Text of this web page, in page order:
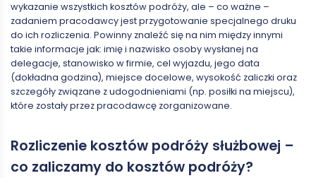
wykazanie wszystkich kosztów podróży, ale – co ważne –
zadaniem pracodawcy jest przygotowanie specjalnego druku
do ich rozliczenia. Powinny znaleźć się na nim między innymi
takie informacje jak: imię i nazwisko osoby wysłanej na
delegacje, stanowisko w firmie, cel wyjazdu, jego data
(dokładna godzina), miejsce docelowe, wysokość zaliczki oraz
szczegóły związane z udogodnieniami (np. posiłki na miejscu),
które zostały przez pracodawcę zorganizowane.
Rozliczenie kosztów podróży służbowej –
co zaliczamy do kosztów podróży?